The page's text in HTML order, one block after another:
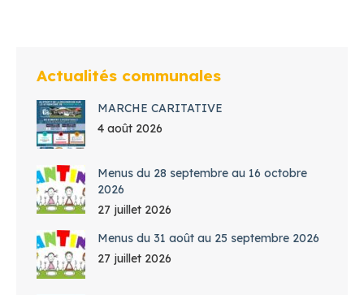
Actualités communales
MARCHE CARITATIVE
4 août 2026
Menus du 28 septembre au 16 octobre
2026
27 juillet 2026
Menus du 31 août au 25 septembre 2026
27 juillet 2026